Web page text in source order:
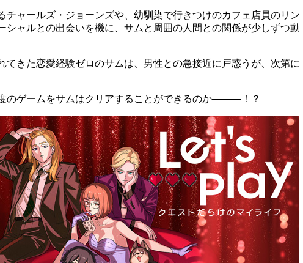
チャールズ・ジョーンズや、幼馴染で行きつけのカフェ店員のリン
シャルとの出会いを機に、サムと周囲の人間との関係が少しずつ動
てきた恋愛経験ゼロのサムは、男性との急接近に戸惑うが、次第に
のゲームをサムはクリアすることができるのか―――！？